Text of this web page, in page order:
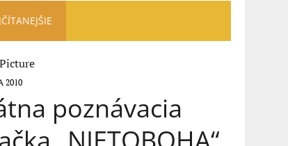
2010
poznávacia